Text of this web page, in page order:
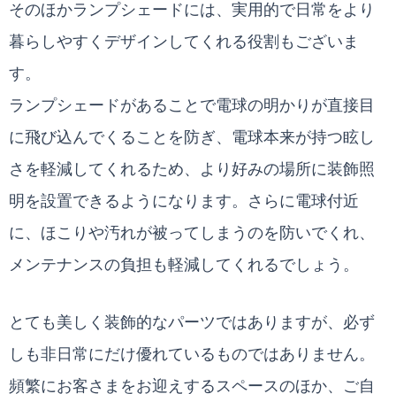
そのほかランプシェードには、実用的で日常をより
暮らしやすくデザインしてくれる役割もございま
す。
ランプシェードがあることで電球の明かりが直接目
に飛び込んでくることを防ぎ、電球本来が持つ眩し
さを軽減してくれるため、より好みの場所に装飾照
明を設置できるようになります。さらに電球付近
に、ほこりや汚れが被ってしまうのを防いでくれ、
メンテナンスの負担も軽減してくれるでしょう。
とても美しく装飾的なパーツではありますが、必ず
しも非日常にだけ優れているものではありません。
頻繁にお客さまをお迎えするスペースのほか、ご自